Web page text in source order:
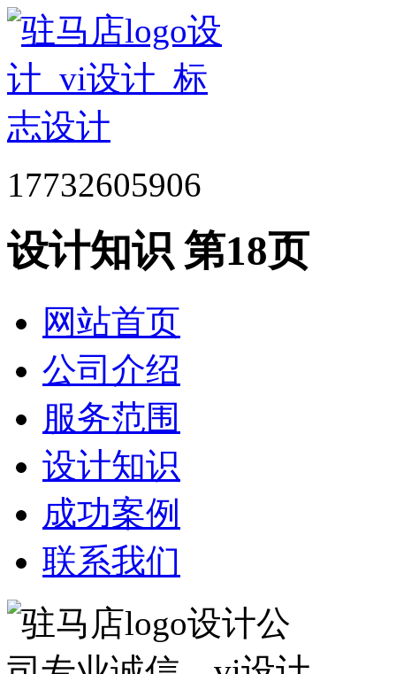
17732605906
设计知识 第18页
网站首页
公司介绍
服务范围
设计知识
成功案例
联系我们